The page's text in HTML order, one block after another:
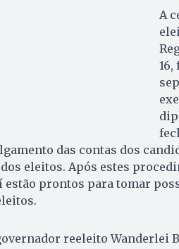
A
das contas dos
eleitos. Após estes
estão prontos para tomar
reeleito Wanderlei